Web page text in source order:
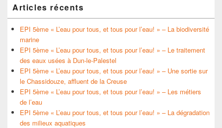
Articles récents
EPI 5ème « L’eau pour tous, et tous pour l’eau! » – La biodiversité
marine
EPI 5ème « L’eau pour tous, et tous pour l’eau! » – Le traitement
des eaux usées à Dun-le-Palestel
EPI 5ème « L’eau pour tous, et tous pour l’eau! » – Une sortie sur
le Chassidouze, affluent de la Creuse
EPI 5ème « L’eau pour tous, et tous pour l’eau! » – Les métiers
de l’eau
EPI 5ème « L’eau pour tous, et tous pour l’eau! » – La dégradation
des milieux aquatiques